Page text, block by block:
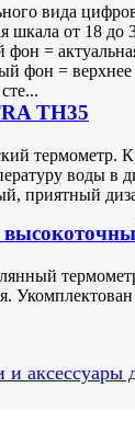
вида
шкала от 18 до
фон =
фон =
TH35
термометр.
воды в
приятный
и аксессуары